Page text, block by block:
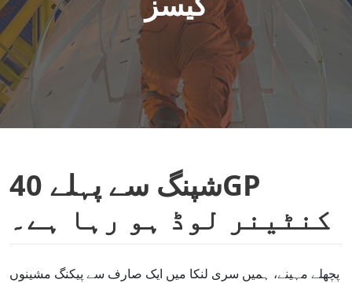
شپنگ سے پہلے 40GP
کنٹینر لوڈ ہو رہا ہے۔
پچھلے مہینے، ہمیں سری لنکا میں ایک صارف سے پیکنگ مشینوں